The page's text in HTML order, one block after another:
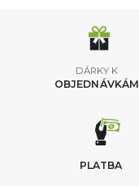
DÁRKY K
OBJEDNÁVKÁM
PLATBA